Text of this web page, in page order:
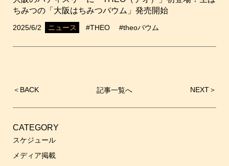
ちみつの「大阪はちみつバウム」発売開始
2025/6/2 ニュース #THEO #theoバウム
記事一覧へ
投
ビ
ゲ
シ
＜ BACK NEXT＞
CATEGORY
スケジュール
メディア掲載